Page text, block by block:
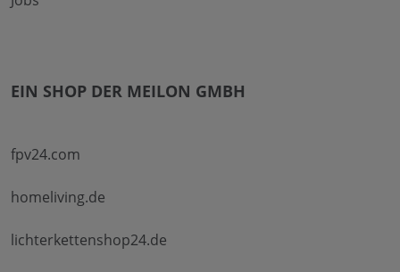
EIN SHOP DER MEILON GMBH
fpv24.com
homeliving.de
lichterkettenshop24.de